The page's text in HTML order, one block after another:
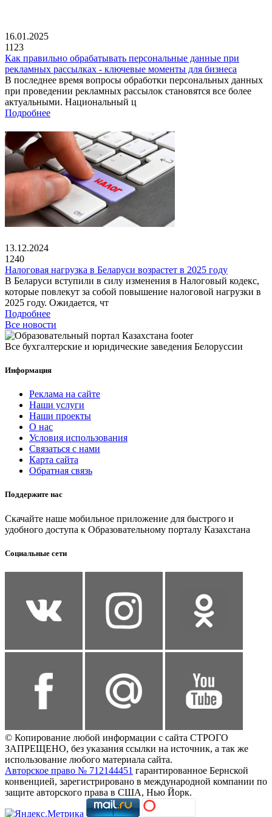
16.01.2025
1123
Как правильно обрабатывать персональные данные при
рекламных рассылках - ключевые моменты для бизнеса
В последнее время вопросы обработки персональных данных
при проведении рекламных рассылок становятся все более
актуальными. Национальный ц
Подробнее
13.12.2024
1240
Налоговая нагрузка в Беларуси возрастет в 2025 году
В Беларуси вступили в силу изменения в Налоговый кодекс,
которые повлекут за собой повышение налоговой нагрузки в
2025 году. Ожидается, чт
Подробнее
Все новости
Все бухгалтерские и юридические заведения Белоруссии
Информация
Реклама на сайте
Наши услуги
Наши проекты
О нас
Условия использования
Связаться с нами
Карта сайта
Обратная связь
Поддержите нас
Скачайте наше мобильное приложение для быстрого и
удобного доступа к Образовательному порталу Казахстана
Социальные сети
© Копирование любой информации с сайта СТРОГО
ЗАПРЕЩЕНО, без указания ссылки на источник, а так же
использование любого материала сайта.
Авторское право № 712144451 гарантированное Бернской
конвенцией, зарегистрировано в международной компании по
защите авторского права в США, Нью Йорк.